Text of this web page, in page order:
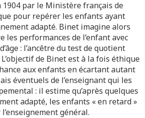
1904 par le Ministère français de
pour repérer les enfants ayant
adapté. Binet imagine alors
les performances de l’enfant avec
: l’ancêtre du test de quotient
de Binet est à la fois éthique
aux enfants en écartant autant
éventuels de l’enseignant qui les
: il estime qu’après quelques
adapté, les enfants « en retard »
général.